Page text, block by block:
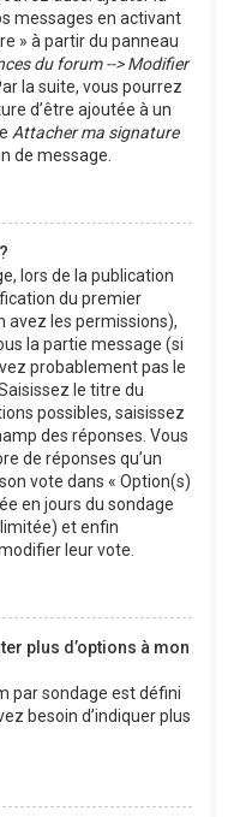
messages en activant
» à partir du panneau
du forum --> Modifier
la suite, vous pourrez
d’être ajoutée à un
Attacher ma signature
de message.
lors de la publication
du premier
avez les permissions),
la partie message (si
probablement pas le
le titre du
possibles, saisissez
des réponses. Vous
de réponses qu’un
vote dans « Option(s)
en jours du sondage
et enfin
leur vote.
plus d’options à mon
par sondage est défini
besoin d’indiquer plus